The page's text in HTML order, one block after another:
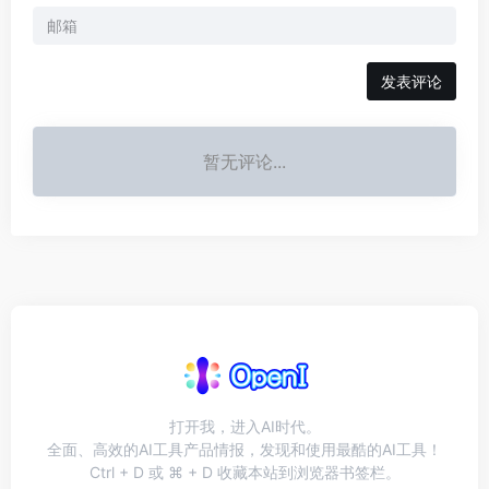
发表评论
暂无评论...
打开我，进入AI时代。
全面、高效的AI工具产品情报，发现和使用最酷的AI工具！
Ctrl + D 或 ⌘ + D 收藏本站到浏览器书签栏。